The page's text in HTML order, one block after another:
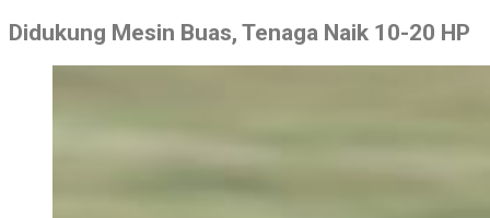
Didukung Mesin Buas, Tenaga Naik 10-20 HP